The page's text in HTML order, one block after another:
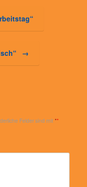
→
Felder sind mit *